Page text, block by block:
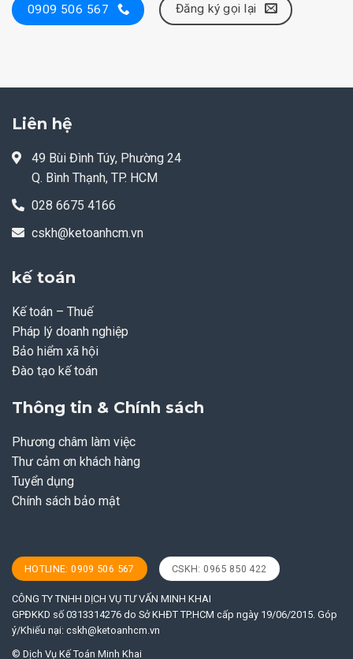
0909 506 567 Đăng ký gọi lại
Liên hệ
49 Bùi Đình Túy, Phường 24
Q. Bình Thạnh, TP. HCM
028 6675 4166
cskh@ketoanhcm.vn
kế toán
Kế toán – Thuế
Pháp lý doanh nghiệp
Bảo hiểm xã hội
Đào tạo kế toán
Thông tin & Chính sách
Phương châm làm việc
Thư cảm ơn khách hàng
Tuyển dụng
Chính sách bảo mật
HOTLINE: 0909 506 567 CSKH: 0965 850 422
CÔNG TY TNHH DỊCH VỤ TƯ VẤN MINH KHAI
GPĐKKD số 0313314276 do Sở KHĐT TP.HCM cấp ngày 19/06/2015. Góp
ý/Khiếu nại: cskh@ketoanhcm.vn
© Dịch Vụ Kế Toán Minh Khai